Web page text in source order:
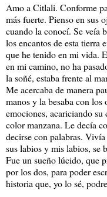
Amo a Citlali. Conforme
más fuerte. Pienso en sus
cuando la conocí. Se veía
los encantos de esta tierra
que he tenido en mi vida.
en mi camino, no ha
la soñé, estaba frente al
Me acercaba de manera
manos y la besaba con los
emociones, acariciando
color manzana. Le decía
decirse con palabras.
sus labios y mis labios, se
Fue un sueño lúcido, que
por los dos, para poder
historia que, yo lo sé,